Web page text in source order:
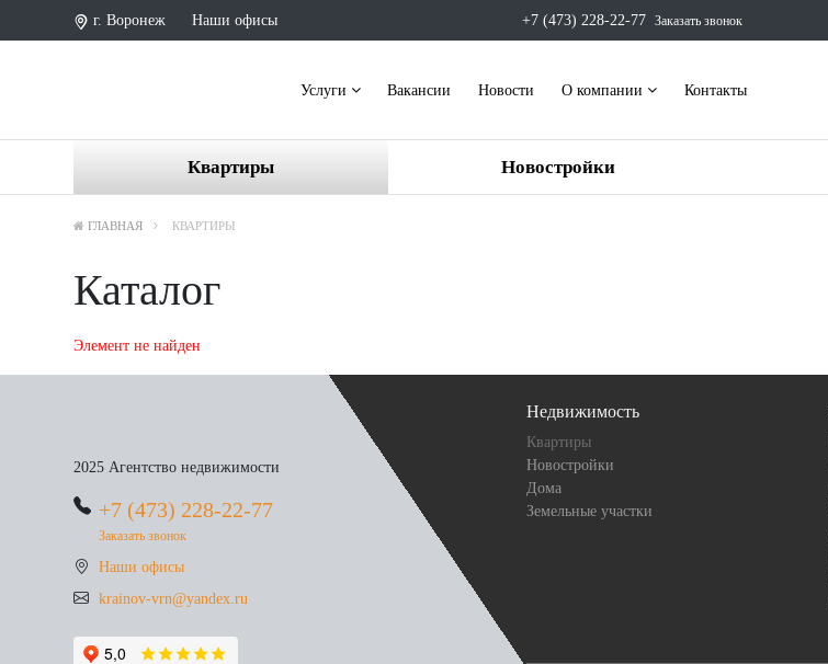
г. Воронеж Наши офисы +7 (473) 228-22-77 Заказать звонок
Услуги Вакансии Новости О компании Контакты
Квартиры Новостройки
ГЛАВНАЯ КВАРТИРЫ
Каталог
Элемент не найден
2025 Агентство недвижимости
+7 (473) 228-22-77
Заказать звонок
Наши офисы
krainov-vrn@yandex.ru
Недвижимость
Квартиры
Новостройки
Дома
Земельные участки